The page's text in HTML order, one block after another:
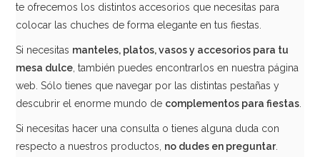
Caramelos de Frutas en Blíster Caravan 135 uds
11,95€
AÑADIR
te ofrecemos los distintos accesorios que necesitas para
colocar las chuches de forma elegante en tus fiestas.
Si necesitas manteles, platos, vasos y accesorios para tu
mesa dulce , también puedes encontrarlos en nuestra página
web. Sólo tienes que navegar por las distintas pestañas y
descubrir el enorme mundo de complementos para fiestas
Si necesitas hacer una consulta o tienes alguna duda con
respecto a nuestros productos, no dudes en preguntar.